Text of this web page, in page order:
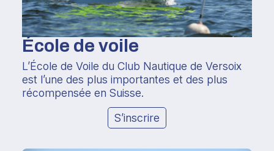
École de voile
L’École de Voile du Club Nautique de Versoix
est l’une des plus importantes et des plus
récompensée en Suisse.
S’inscrire